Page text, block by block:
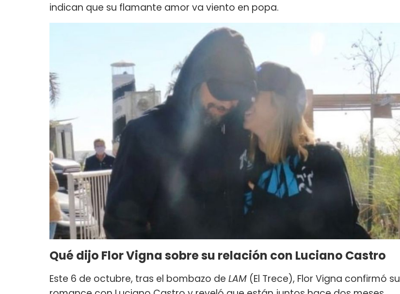
indican que su flamante amor va viento en popa.
Qué dijo Flor Vigna sobre su relación con Luciano Castro
Este 6 de octubre, tras el bombazo de LAM (El Trece), Flor Vigna confirmó su